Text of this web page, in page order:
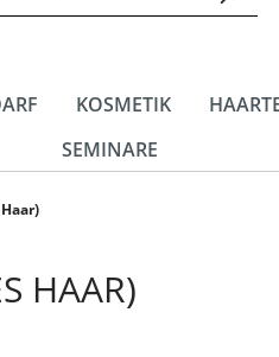
KOSMETIK
SEMINARE
HAAR)